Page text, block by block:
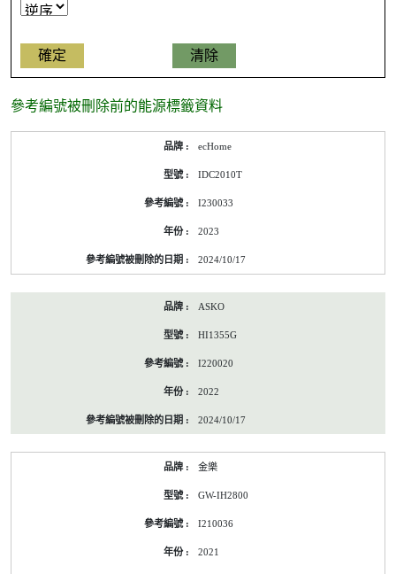
參考編號被刪除前的能源標籤資料
標
ecHome
IDC2010T
I230033
2023
2024/10/17
ASKO
HI1355G
I220020
2022
2024/10/17
金樂
GW-IH2800
I210036
2021